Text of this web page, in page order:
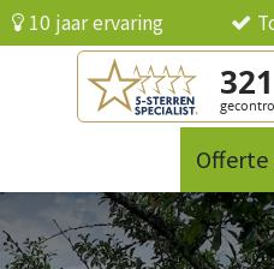
10 jaar ervaring
Offerte